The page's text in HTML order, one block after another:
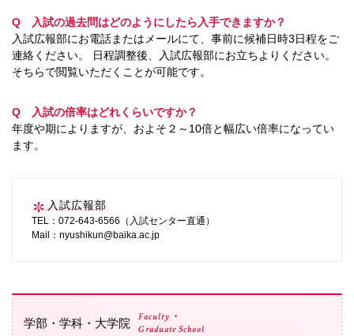
Q 入試の過去問はどのようにしたら入手できますか？
入試広報部にお電話またはメールにて、事前に候補日時3日程をご
連絡ください。 日程調整後、入試広報部にお立ちよりください。
そちらで閲覧いただくことが可能です。
Q 入試の倍率はどれくらいですか？
年度や期によりますが、およそ２～10倍と幅広い倍率になってい
ます。
入試広報部
TEL：072-643-6566（入試センター直通）
Mail： nyushikun@baika.ac.jp
学部・学科・大学院
Faculty・
Graduate School